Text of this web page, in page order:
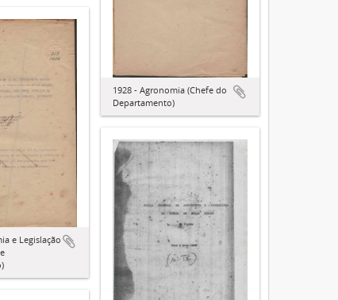
1928 - Agronomia (Chefe do
Departamento)
e Legislação